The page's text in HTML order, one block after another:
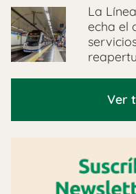
La
echa el
Ver